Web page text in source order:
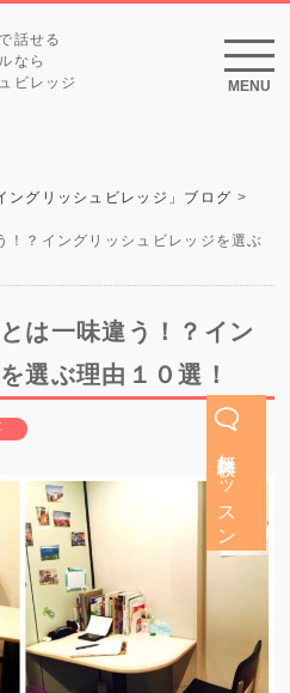
無料体験レッスン
話せる
なら
ビレッジ
MENU
ングリッシュビレッジ」ブログ
！？イングリッシュビレッジを選ぶ
は一味違う！？イン
選ぶ理由１０選！